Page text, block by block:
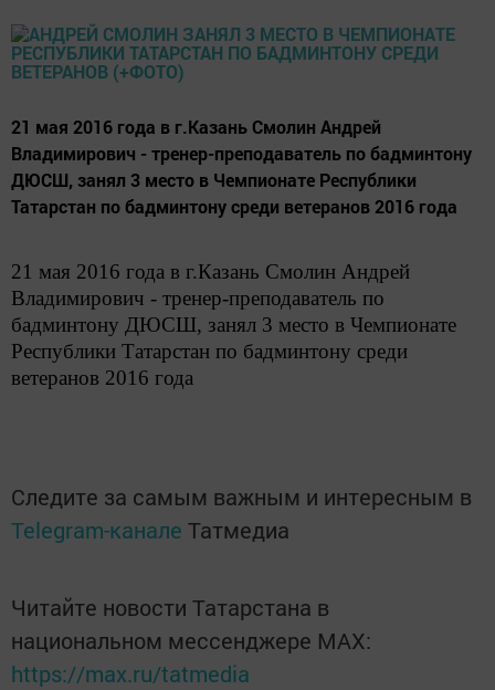
21 мая 2016 года в г.Казань Смолин Андрей
Владимирович - тренер-преподаватель по бадминтону
ДЮСШ, занял 3 место в Чемпионате Республики
Татарстан по бадминтону среди ветеранов 2016 года
21 мая 2016 года в г.Казань Смолин Андрей
Владимирович - тренер-преподаватель по
бадминтону ДЮСШ, занял 3 место в Чемпионате
Республики Татарстан по бадминтону среди
ветеранов 2016 года
Следите за самым важным и интересным в
Telegram-канале Татмедиа
Читайте новости Татарстана в
национальном мессенджере MАХ:
https://max.ru/tatmedia